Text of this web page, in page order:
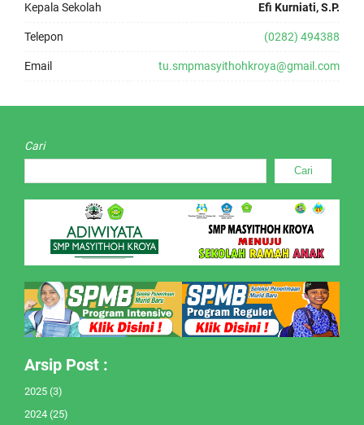
Kepala Sekolah Efi Kurniati, S.P.
Telepon (0282) 494388
Email tu.smpmasyithohkroya@gmail.com
Cari
Cari
Arsip Post :
2025 (3)
2024 (25)